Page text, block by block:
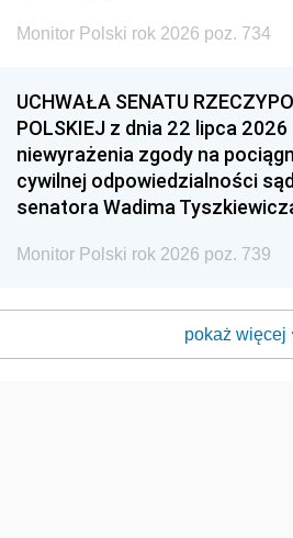
Monitor Polski rok 2026 poz. 734
UCHWAŁA SENATU
POLSKIEJ z dnia 22 lipca
niewyrażenia zgody na
cywilnej odpowiedzialności
senatora Wadima
Monitor Polski rok 2026 poz. 739
pokaż więcej